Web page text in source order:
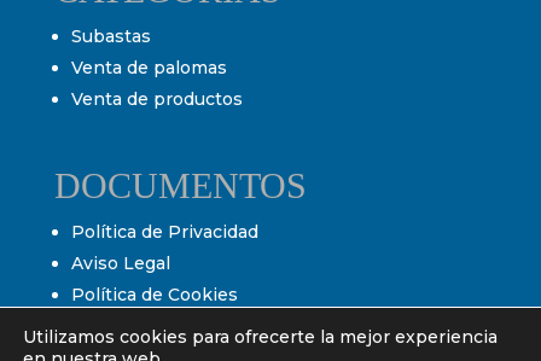
Subastas
Venta de palomas
Venta de productos
DOCUMENTOS
Política de Privacidad
Aviso Legal
Política de Cookies
Condiciones de venta
Utilizamos cookies para ofrecerte la mejor experiencia